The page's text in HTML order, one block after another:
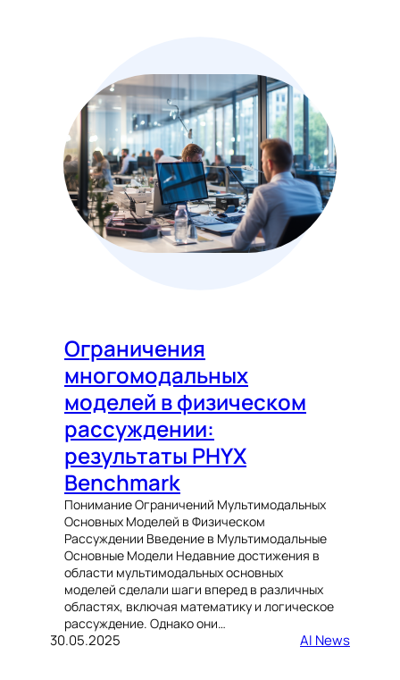
Ограничения
многомодальных
моделей в физическом
рассуждении:
результаты PHYX
Benchmark
Понимание Ограничений Мультимодальных
Основных Моделей в Физическом
Рассуждении Введение в Мультимодальные
Основные Модели Недавние достижения в
области мультимодальных основных
моделей сделали шаги вперед в различных
областях, включая математику и логическое
рассуждение. Однако они…
30.05.2025 AI News